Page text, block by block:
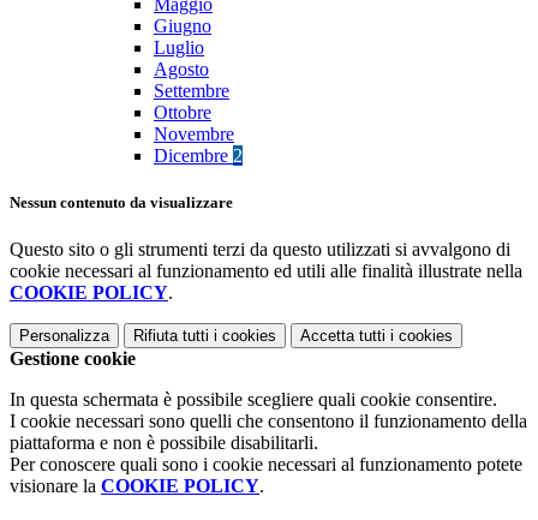
Maggio
Giugno
Luglio
Agosto
Settembre
Ottobre
Novembre
Dicembre 2
Nessun contenuto da visualizzare
Questo sito o gli strumenti terzi da questo utilizzati si avvalgono di
cookie necessari al funzionamento ed utili alle finalità illustrate nella
COOKIE POLICY.
Personalizza Rifiuta tutti i cookies Accetta tutti i cookies
Gestione cookie
In questa schermata è possibile scegliere quali cookie consentire.
I cookie necessari sono quelli che consentono il funzionamento della
piattaforma e non è possibile disabilitarli.
Per conoscere quali sono i cookie necessari al funzionamento potete
visionare la COOKIE POLICY.